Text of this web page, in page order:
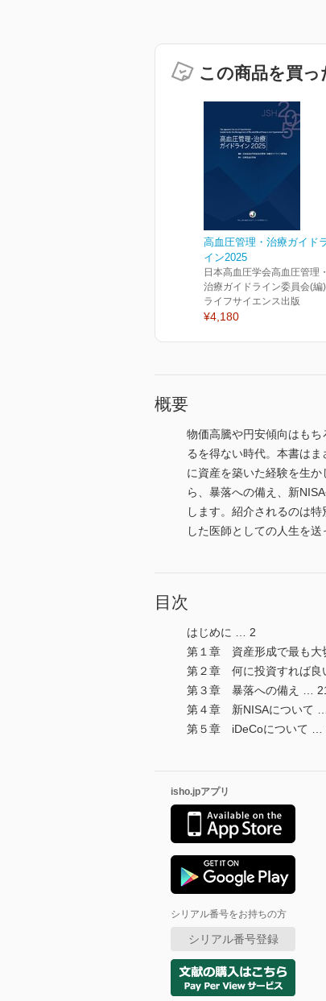
この商品を買っ
高血圧管理・治療ガイド
イン2025
日本高血圧学会高血圧管理・
治療ガイドライン委員会(編)
ライフサイエンス出版
¥4,180
概要
物価高騰や円安傾向はも
るを得ない時代。本書は
に資産を築いた経験を生
ら、暴落への備え、新
します。紹介されるのは
した医師としての人生を送
目次
はじめに … 2
第１章 資産形成で最も
第２章 何に投資すれば良
第３章 暴落への備え …
第４章 新NISAについて
第５章 iDeCoについて …
isho.jpアプリ
シリアル番号をお持ちの方
シリアル番号登録